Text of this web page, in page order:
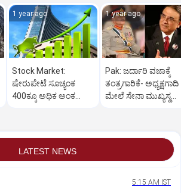
1 year ago
Stock Market:
ಷೇರುಪೇಟೆ ಸೂಚ್ಯಂಕ
400ಕ್ಕೂ ಅಧಿಕ ಅಂಕ
1 year ago
Pak: ಜರ್ದಾರಿ ವಜಾಕ್ಕೆ
ತಂತ್ರಗಾರಿಕೆ- ಅಧ್ಯಕ್ಷಗಾದಿ
ಮೇಲೆ ಸೇನಾ ಮುಖ್ಯಸ್ಥ
LATEST NEWS
5:15 AM IST